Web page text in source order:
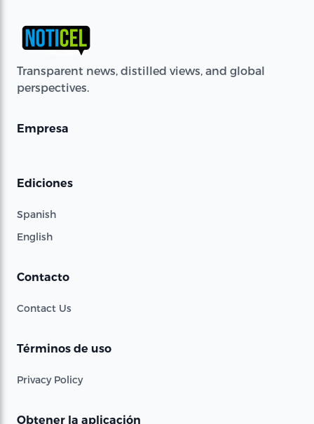
Transparent news, distilled views, and global
perspectives.
Empresa
Ediciones
Spanish
English
Contacto
Contact Us
Términos de uso
Privacy Policy
Obtener la aplicación